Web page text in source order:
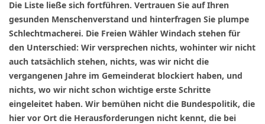
Die Liste ließe sich fortführen. Vertrauen Sie auf Ihren
gesunden Menschenverstand und hinterfragen Sie plumpe
Schlechtmacherei. Die Freien Wähler Windach stehen für
den Unterschied: Wir versprechen nichts, wohinter wir nicht
auch tatsächlich stehen, nichts, was wir nicht die
vergangenen Jahre im Gemeinderat blockiert haben, und
nichts, wo wir nicht schon wichtige erste Schritte
eingeleitet haben. Wir bemühen nicht die Bundespolitik, die
hier vor Ort die Herausforderungen nicht kennt, die bei